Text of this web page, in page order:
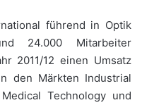
führend in Optik
24.000 Mitarbeiter
2011/12 einen Umsatz
den Märkten Industrial
Technology und